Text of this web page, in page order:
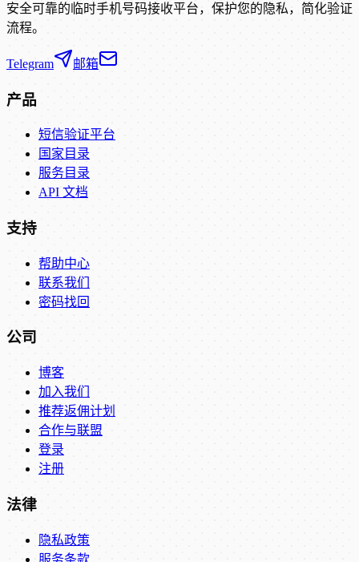
安全可靠的临时手机号码接收平台，保护您的隐私，简化验证
流程。
Telegram 邮箱
产品
短信验证平台
国家目录
服务目录
API 文档
支持
帮助中心
联系我们
密码找回
公司
博客
加入我们
推荐返佣计划
合作与联盟
登录
注册
法律
隐私政策
服务条款